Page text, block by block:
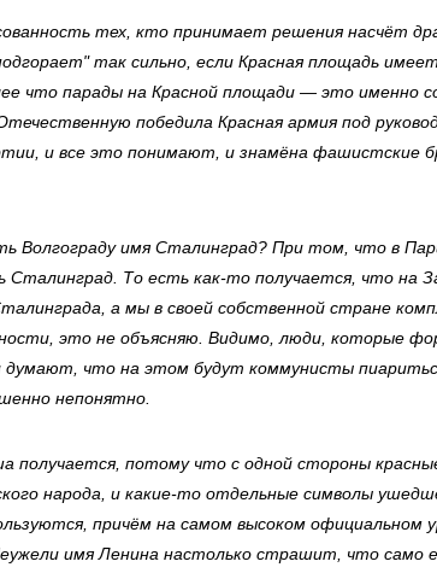
тех, кто принимает решения насчёт
так сильно, если Красная площадь
что парады на Красной площади — это именно
победила Красная армия под
и все это понимают, и знамёна фашистские
Волгограду имя Сталинград? При том, что в
Сталинград. То есть как-то получается, что на
а мы в своей собственной стране
это не объясняю. Видимо, люди, которые
думают, что на этом будут коммунисты
непонятно.
получается, потому что с одной стороны
народа, и какие-то отдельные символы
причём на самом высоком официальном
имя Ленина настолько страшит, что само